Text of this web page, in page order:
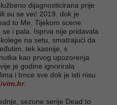
dijagnosticirana prije
su se već 2019. dok je
to Me. Tijekom scene
i pala. Isprva nije pridavala
na setu, smatrajući da
tek kasnije, s
kao prvog upozorenja
je godine ignorirala
i trnce sve dok je isti nisu
.
sezone serije Dead to